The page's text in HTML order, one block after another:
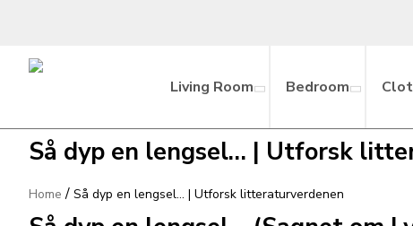
Living Room Bedroom
Så dyp en lengsel… | Utforsk
Home / Så dyp en lengsel… | Utforsk litteraturverdenen